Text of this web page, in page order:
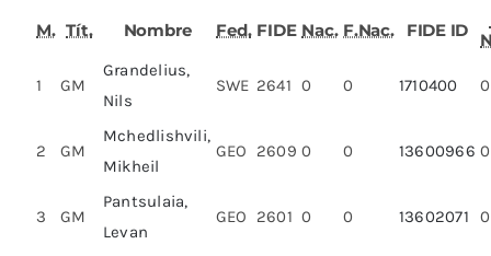
M. Tít. Nombre Fed. FIDE Nac. F.Nac. FIDE ID
1 GM
Grandelius,
Nils
SWE 2641 0 0 1710400 0
2 GM
Mchedlishvili,
Mikheil
GEO 2609 0 0 13600966 0
3 GM
Pantsulaia,
Levan
GEO 2601 0 0 13602071 0